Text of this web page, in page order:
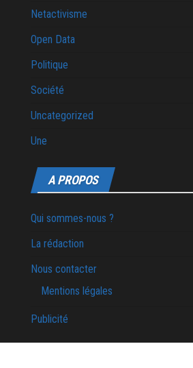
Netactivisme
Open Data
Politique
Société
Uncategorized
Une
A PROPOS
Qui sommes-nous ?
La rédaction
Nous contacter
Mentions légales
Publicité